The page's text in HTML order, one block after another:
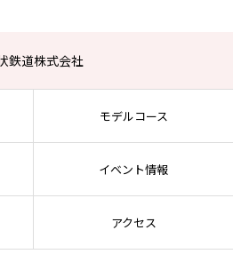
鉄道株式会社
モデルコース
イベント情報
アクセス